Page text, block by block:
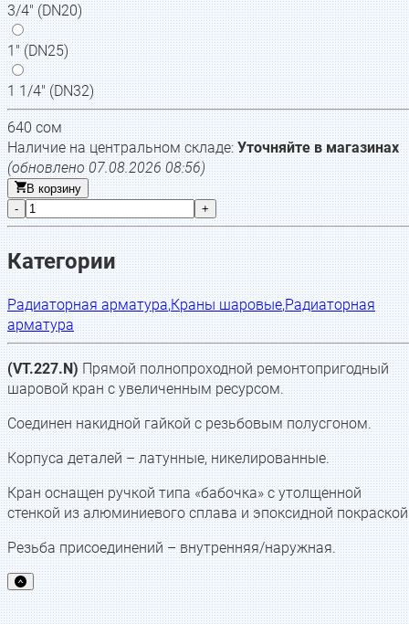
3/4" (DN20)
1" (DN25)
1 1/4" (DN32)
640сом
Наличие на центральном складе: Уточняйте в магазинах
(обновлено07.08.2026 08:56)
В корзину
-
+
Категории
Радиаторная арматура,Краны шаровые,Радиаторная
арматура
(VT.227.N)Прямой полнопроходной ремонтопригодный
шаровой кран с увеличенным ресурсом.
Соединен накидной гайкой с резьбовым полусгоном.
Корпуса деталей – латунные, никелированные.
Кран оснащен ручкой типа «бабочка» с утолщенной
стенкой из алюминиевого сплава и эпоксидной
Резьба присоединений – внутренняя/наружная.